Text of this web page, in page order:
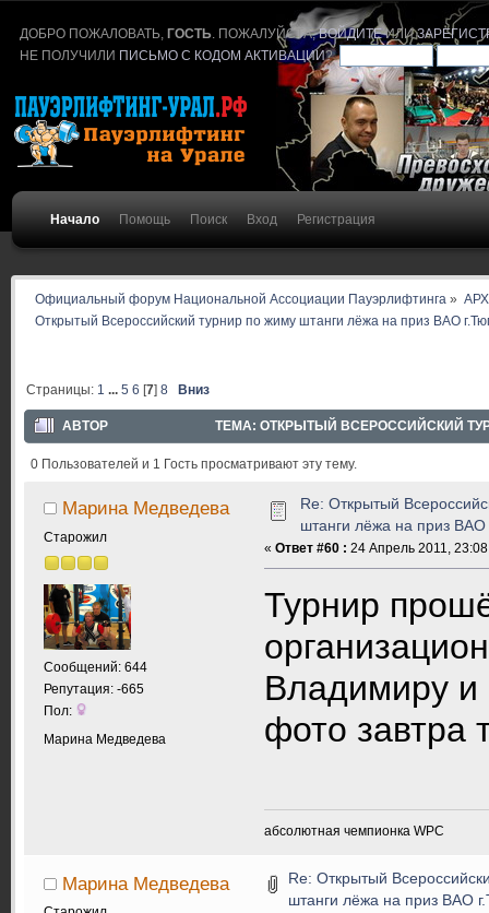
ДОБРО ПОЖАЛОВАТЬ,ГОСТЬ . ПОЖАЛУЙСТА,ВОЙДИТЕИЛИ
НЕ ПОЛУЧИЛИ ПИСЬМО С КОДОМ АКТИВАЦИИ?
Начало Помощь Поиск Вход Регистрация
Официальный форум Национальной Ассоциации Пауэрлифтинга »
Открытый Всероссийский турнир по жиму штанги лёжа на приз ВАО
Страницы: 1 ...5 6 [7]8 Вниз
АВТОР ТЕМА: ОТКРЫТЫЙ ВСЕРОССИЙСКИЙ
0 Пользователей и 1 Гость просматривают эту тему.
Марина Медведева
Старожил
Сообщений: 644
Репутация: -665
Пол:
Марина Медведева
Re: Открытый
штанги лёжа на приз ВАО
« Ответ #60 : 24 Апрель 2011,
Турнир
Владимиру
фото завтра
абсолютная чемпионка WPC
Марина Медведева
Re: Открытый
штанги лёжа на приз ВАО